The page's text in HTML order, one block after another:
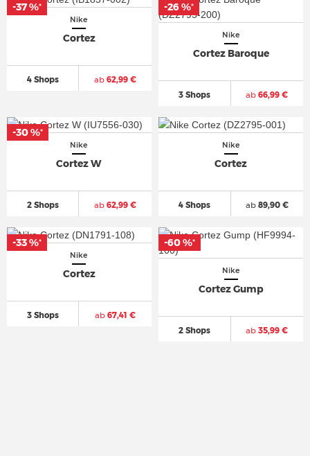
Nike
Cortez
4 Shops ab62,99 €
-37 %*
-37 %*
Nike
Cortez Baroque
3 Shops ab 66,99 €
-26 %*
-26 %*
Nike
Cortez W
2 Shops ab62,99 €
-30 %*
-30 %*
Nike
Cortez
4 Shops ab89,90 €
Nike
Cortez
3 Shops ab67,41 €
-33 %*
-33 %*
Nike
Cortez Gump
2 Shops ab 35,99 €
-60 %*
-60 %*